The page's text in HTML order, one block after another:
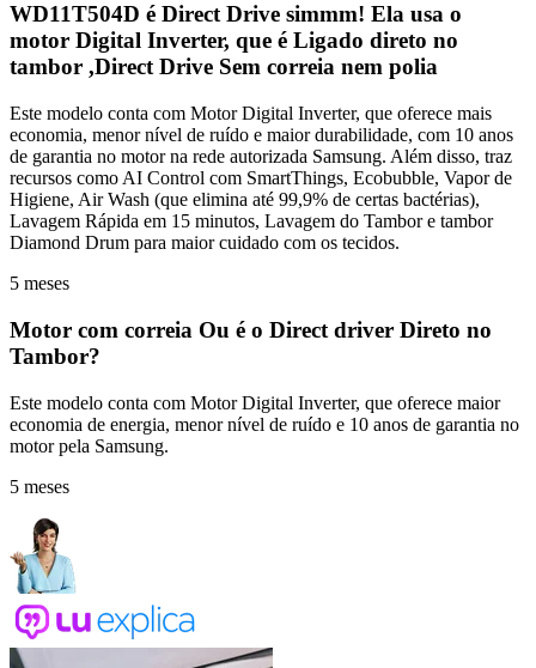
WD11T504D é Direct Drive simmm! Ela usa o
motor Digital Inverter, que é Ligado direto no
tambor ,Direct Drive Sem correia nem polia
Este modelo conta com Motor Digital Inverter, que oferece mais
economia, menor nível de ruído e maior durabilidade, com 10 anos
de garantia no motor na rede autorizada Samsung. Além disso, traz
recursos como AI Control com SmartThings, Ecobubble, Vapor de
Higiene, Air Wash (que elimina até 99,9% de certas bactérias),
Lavagem Rápida em 15 minutos, Lavagem do Tambor e tambor
Diamond Drum para maior cuidado com os tecidos.
5 meses
Motor com correia Ou é o Direct driver Direto no
Tambor?
Este modelo conta com Motor Digital Inverter, que oferece maior
economia de energia, menor nível de ruído e 10 anos de garantia no
motor pela Samsung.
5 meses